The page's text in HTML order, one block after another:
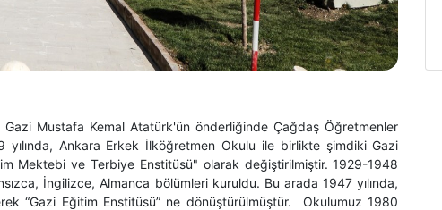
Mustafa Kemal Atatürk'ün önderliğinde Çağdaş Öğretmenler
yılında, Ankara Erkek İlköğretmen Okulu ile birlikte şimdiki Gazi
Mektebi ve Terbiye Enstitüsü" olarak değiştirilmiştir. 1929-1948
İngilizce, Almanca bölümleri kuruldu. Bu arada 1947 yılında,
“Gazi Eğitim Enstitüsü” ne dönüştürülmüştür. Okulumuz 1980